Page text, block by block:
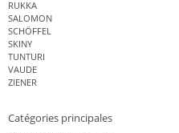
RUKKA
SALOMON
SCHÖFFEL
SKINY
TUNTURI
VAUDE
ZIENER
Catégories principales